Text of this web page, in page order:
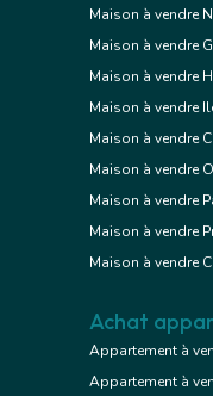
Maison à vendre
Maison à vendre
Maison à vendre
Maison à vendre
Maison à vendre
Maison à vendre
Maison à vendre
Maison à vendre
Maison à vendre
Achat
Appartement à
Appartement à